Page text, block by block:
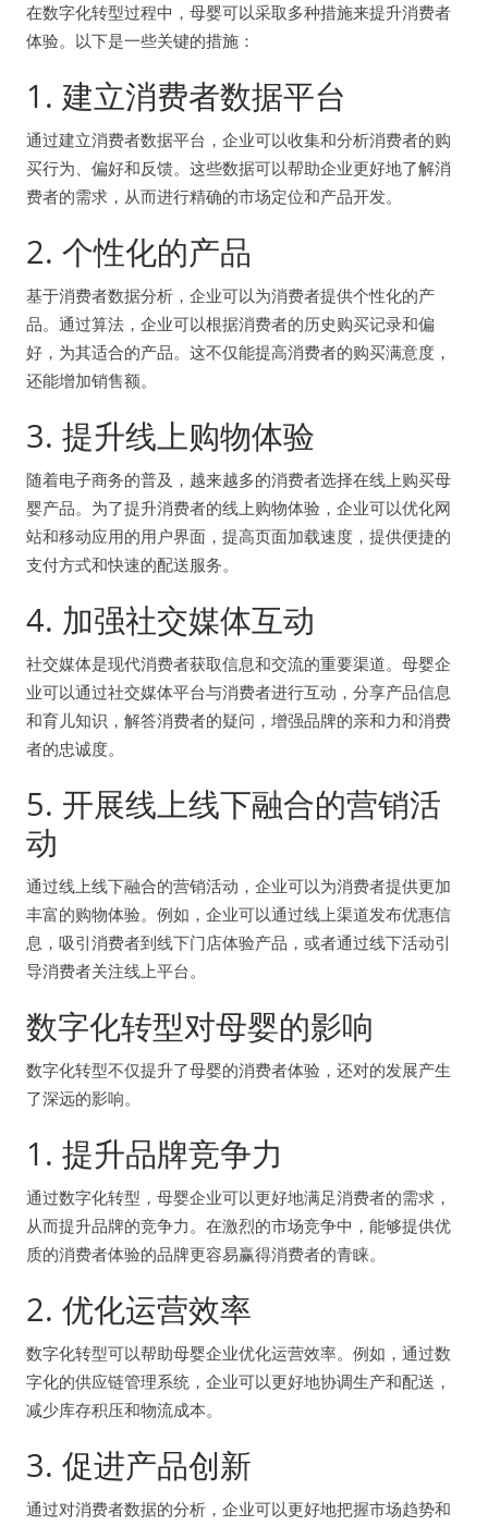
在数字化转型过程中，母婴可以采取多种措施来提升消费者
体验。以下是一些关键的措施：
1. 建立消费者数据平台
通过建立消费者数据平台，企业可以收集和分析消费者的购
买行为、偏好和反馈。这些数据可以帮助企业更好地了解消
费者的需求，从而进行精确的市场定位和产品开发。
2. 个性化的产品
基于消费者数据分析，企业可以为消费者提供个性化的产
品。通过算法，企业可以根据消费者的历史购买记录和偏
好，为其适合的产品。这不仅能提高消费者的购买满意度，
还能增加销售额。
3. 提升线上购物体验
随着电子商务的普及，越来越多的消费者选择在线上购买母
婴产品。为了提升消费者的线上购物体验，企业可以优化网
站和移动应用的用户界面，提高页面加载速度，提供便捷的
支付方式和快速的配送服务。
4. 加强社交媒体互动
社交媒体是现代消费者获取信息和交流的重要渠道。母婴企
业可以通过社交媒体平台与消费者进行互动，分享产品信息
和育儿知识，解答消费者的疑问，增强品牌的亲和力和消费
者的忠诚度。
5. 开展线上线下融合的营销活
动
通过线上线下融合的营销活动，企业可以为消费者提供更加
丰富的购物体验。例如，企业可以通过线上渠道发布优惠信
息，吸引消费者到线下门店体验产品，或者通过线下活动引
导消费者关注线上平台。
数字化转型对母婴的影响
数字化转型不仅提升了母婴的消费者体验，还对的发展产生
了深远的影响。
1. 提升品牌竞争力
通过数字化转型，母婴企业可以更好地满足消费者的需求，
从而提升品牌的竞争力。在激烈的市场竞争中，能够提供优
质的消费者体验的品牌更容易赢得消费者的青睐。
2. 优化运营效率
数字化转型可以帮助母婴企业优化运营效率。例如，通过数
字化的供应链管理系统，企业可以更好地协调生产和配送，
减少库存积压和物流成本。
3. 促进产品创新
通过对消费者数据的分析，企业可以更好地把握市场趋势和